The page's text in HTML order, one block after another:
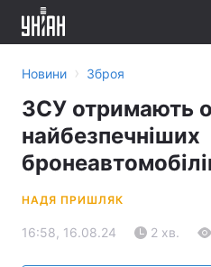
Новини › Зброя
ЗСУ отримають
найбезпечніших
НАДЯ ПРИШЛЯК
16:58, 16.08.24 2 хв.